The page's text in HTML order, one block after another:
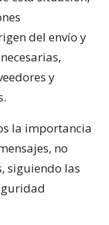
del envío y
y
la importancia
no
siguiendo las